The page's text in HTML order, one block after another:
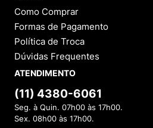
Como Comprar
Formas de Pagamento
Política de Troca
Dúvidas Frequentes
ATENDIMENTO
(11) 4380-6061
Seg. à Quin. 07h00 às 17h00.
Sex. 08h00 às 17h00.